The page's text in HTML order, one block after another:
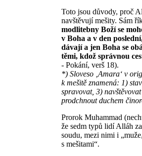
Toto jsou důvody, proč
navštěvují mešity. Sám
modlitebny Boží se
v Boha a v den
dávají a jen Boha se
těmi, kdož správnou
- Pokání, verš 18).
*) Sloveso ‚Amara‘ v
k mešitě znamená: 1)
spravovat, 3)
prodchnout duchem
Prorok Muhammad
že sedm typů lidí Alláh
soudu, mezi nimi i
s mešitami“.